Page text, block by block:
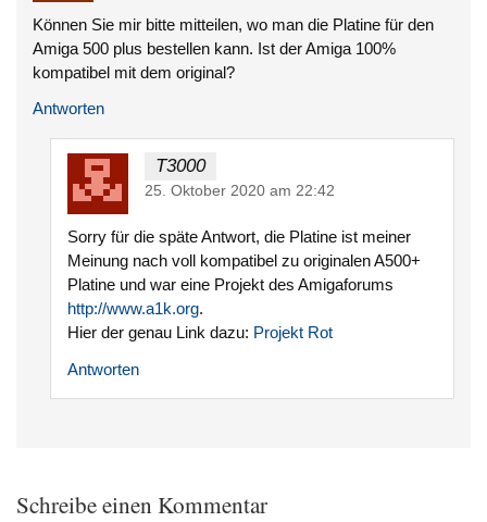
Können Sie mir bitte mitteilen, wo man die Platine für den
Amiga 500 plus bestellen kann. Ist der Amiga 100%
kompatibel mit dem original?
Antworten
T3000
25. Oktober 2020 am 22:42
Sorry für die späte Antwort, die Platine ist meiner
Meinung nach voll kompatibel zu originalen A500+
Platine und war eine Projekt des Amigaforums
http://www.a1k.org.
Hier der genau Link dazu: Projekt Rot
Antworten
Schreibe einen Kommentar